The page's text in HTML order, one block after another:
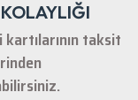
taksit